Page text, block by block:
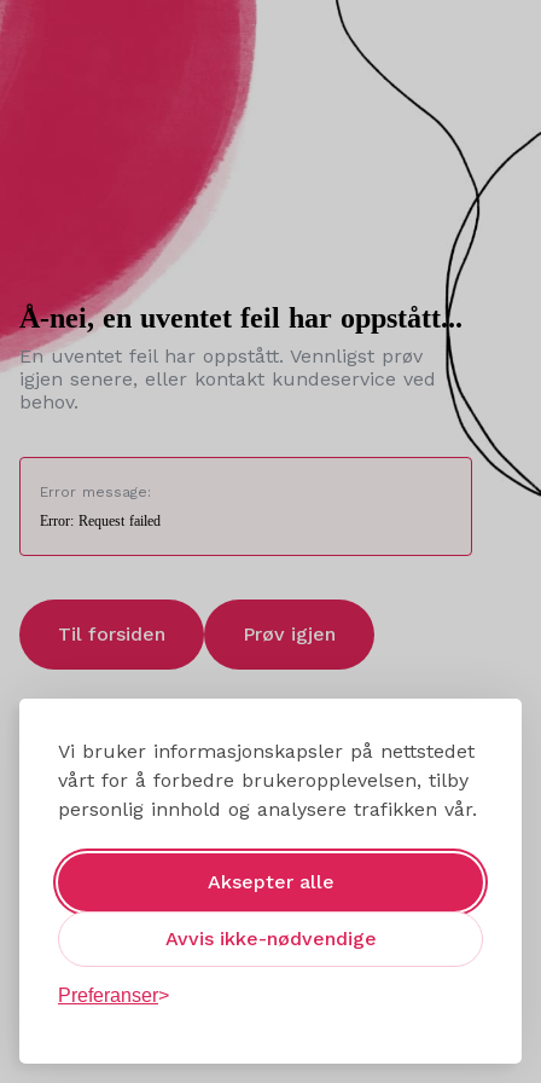
Vi bruker informasjonskapsler på nettstedet
vårt for å forbedre brukeropplevelsen, tilby
personlig innhold og analysere trafikken vår.
Aksepter alle
Avvis ikke-nødvendige
Preferanser
Å-nei, en uventet feil har oppstått...
En uventet feil har oppstått. Vennligst prøv
igjen senere, eller kontakt kundeservice ved
behov.
Error message:
Error: Request failed
Til forsiden Prøv igjen